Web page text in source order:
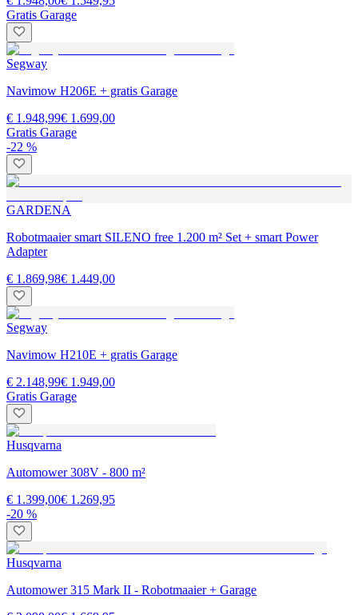
Gratis Garage
Segway
Navimow H206E + gratis Garage
€ 1.948,99€ 1.699,00
Gratis Garage
-22 %
GARDENA
Robotmaaier smart SILENO free 1.200 m² Set + smart Power
Adapter
€ 1.869,98€ 1.449,00
Segway
Navimow H210E + gratis Garage
€ 2.148,99€ 1.949,00
Gratis Garage
Husqvarna
Automower 308V - 800 m²
€ 1.399,00€ 1.269,95
-20 %
Husqvarna
Automower 315 Mark II - Robotmaaier + Garage